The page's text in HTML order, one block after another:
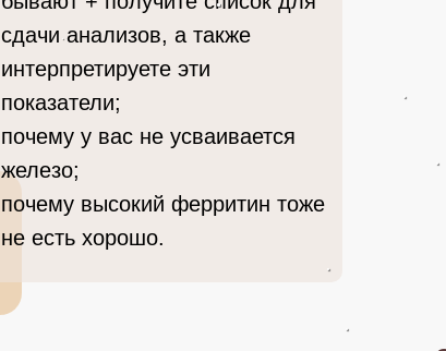
сдачи анализов, а также
интерпретируете эти
показатели;
почему у вас не усваивается
железо;
почему высокий ферритин тоже
не есть хорошо.